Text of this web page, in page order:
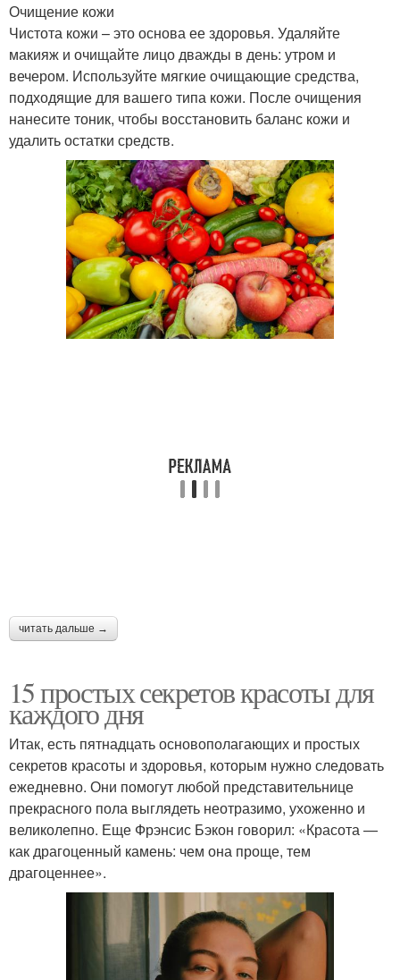
Очищение кожи
Чистота кожи – это основа ее здоровья. Удаляйте
макияж и очищайте лицо дважды в день: утром и
вечером. Используйте мягкие очищающие средства,
подходящие для вашего типа кожи. После очищения
нанесите тоник, чтобы восстановить баланс кожи и
удалить остатки средств.
читать дальше →
15 простых секретов красоты для
каждого дня
Итак, есть пятнадцать основополагающих и простых
секретов красоты и здоровья, которым нужно следовать
ежедневно. Они помогут любой представительнице
прекрасного пола выглядеть неотразимо, ухоженно и
великолепно. Еще Фрэнсис Бэкон говорил: «Красота —
как драгоценный камень: чем она проще, тем
драгоценнее».